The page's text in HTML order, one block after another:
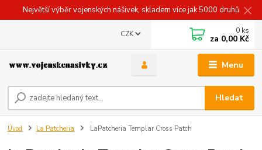
Největší výběr vojenských nášivek, skladem více jak 5000 druhů
Menu
CZK
Hledat
0 ks
za 0,00 Kč
Úvod La Patcheria LaPatcheria Templar Cross Patch